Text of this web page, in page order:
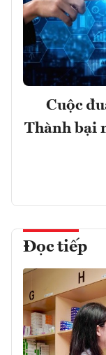
Cuộc
Thành bại
Đọc tiếp